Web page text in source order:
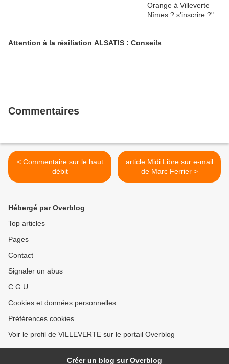
Attention à la résiliation ALSATIS : Conseils
Commentaires
< Commentaire sur le haut
débit
article Midi Libre sur e-mail
de Marc Ferrier >
Hébergé par Overblog
Top articles
Pages
Contact
Signaler un abus
C.G.U.
Cookies et données personnelles
Préférences cookies
Voir le profil de VILLEVERTE sur le portail Overblog
Créer un blog sur Overblog